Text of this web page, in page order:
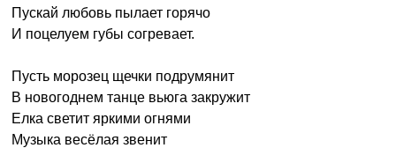
Пускай любовь пылает горячо
И поцелуем губы согревает.
Пусть морозец щечки подрумянит
В новогоднем танце вьюга закружит
Елка светит яркими огнями
Музыка весёлая звенит